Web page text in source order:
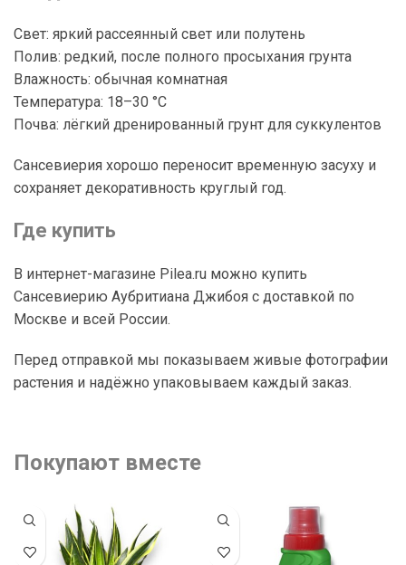
Свет: яркий рассеянный свет или полутень
Полив: редкий, после полного просыхания грунта
Влажность: обычная комнатная
Температура: 18–30 °C
Почва: лёгкий дренированный грунт для суккулентов
Сансевиерия хорошо переносит временную засуху и
сохраняет декоративность круглый год.
Где купить
В интернет-магазине Pilea.ru можно купить
Сансевиерию Аубритиана Джибоя с доставкой по
Москве и всей России.
Перед отправкой мы показываем живые фотографии
растения и надёжно упаковываем каждый заказ.
Покупают вместе